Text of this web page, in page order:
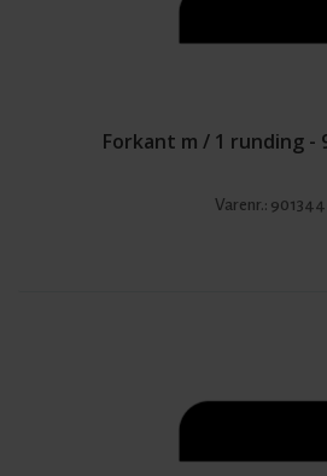
Forkant m / 1 runding -
Varenr.: 901344